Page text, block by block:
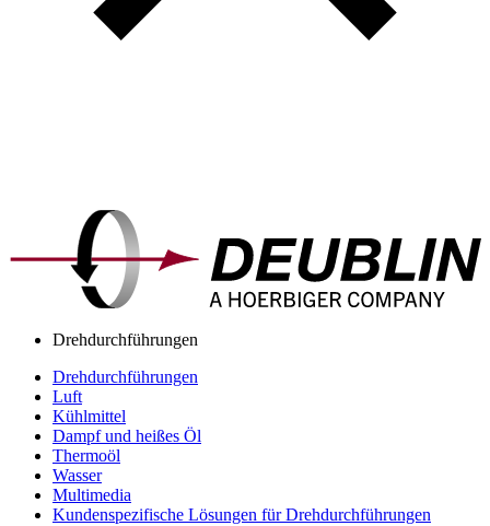
Drehdurchführungen
Drehdurchführungen
Luft
Kühlmittel
Dampf und heißes Öl
Thermoöl
Wasser
Multimedia
Kundenspezifische Lösungen für Drehdurchführungen